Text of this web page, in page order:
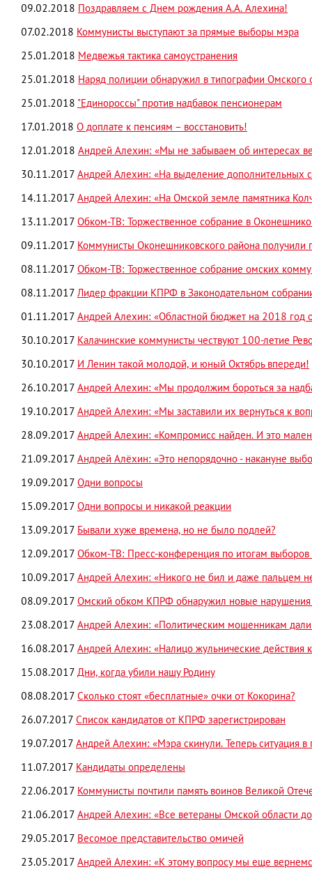
09.02.2018 Поздравляем с Днем рождения А.А. Алехина!
07.02.2018 Коммунисты выступают за прямые выборы мэра
25.01.2018 Медвежья тактика самоустранения
25.01.2018 Наряд полиции обнаружил в типографии
25.01.2018 "Единороссы" против надбавок пенсионерам
17.01.2018 О доплате к пенсиям – восстановить!
12.01.2018 Андрей Алехин: «Мы не забываем об интересах
30.11.2017 Андрей Алехин: «На выделение дополнительных
14.11.2017 Андрей Алехин: «На Омской земле памятника
13.11.2017 Обком-ТВ: Торжественное собрание в
09.11.2017 Коммунисты Оконешниковского района
08.11.2017 Обком-ТВ: Торжественное собрание омских
08.11.2017 Лидер фракции КПРФ в Законодательном
01.11.2017 Андрей Алехин: «Областной бюджет на 2018 год
30.10.2017 Калачинские коммунисты чествуют 100-летие
30.10.2017 И Ленин такой молодой, и юный Октябрь впереди!
26.10.2017 Андрей Алехин: «Мы продолжим бороться за
19.10.2017 Андрей Алехин: «Мы заставили их вернуться к
28.09.2017 Андрей Алехин: «Компромисс найден. И это
21.09.2017 Андрей Алёхин: «Это непорядочно - накануне
19.09.2017 Одни вопросы
15.09.2017 Одни вопросы и никакой реакции
13.09.2017 Бывали хуже времена, но не было подлей?
12.09.2017 Обком-ТВ: Пресс-конференция по итогам
10.09.2017 Андрей Алехин: «Никого не бил и даже пальцем
08.09.2017 Омский обком КПРФ обнаружил новые нарушения
23.08.2017 Андрей Алехин: «Политическим мошенникам дали
16.08.2017 Андрей Алехин: «Налицо жульнические действия
15.08.2017 Дни, когда убили нашу Родину
08.08.2017 Сколько стоят «бесплатные» очки от Кокорина?
26.07.2017 Список кандидатов от КПРФ зарегистрирован
19.07.2017 Андрей Алехин: «Мэра скинули. Теперь ситуация в
11.07.2017 Кандидаты определены
22.06.2017 Коммунисты почтили память воинов Великой
21.06.2017 Андрей Алехин: «Все ветераны Омской области
29.05.2017 Весомое представительство омичей
23.05.2017 Андрей Алехин: «К этому вопросу мы еще